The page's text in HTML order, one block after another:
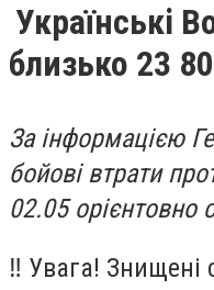
Українські
близько 23
За інформацією
бойові втрати
02.05 орієнтовно
‼️ Увага! Знищені